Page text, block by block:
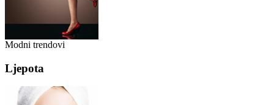
Modni trendovi
Ljepota